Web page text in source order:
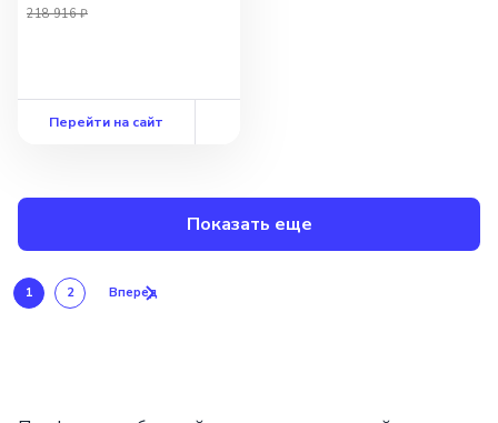
218 916 ₽
Перейти на сайт
Показать еще
1 2 Вперед